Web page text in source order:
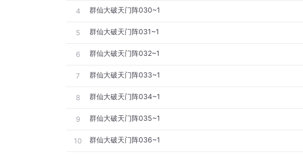
4 群仙大破天门阵030~1
5 群仙大破天门阵031~1
6 群仙大破天门阵032~1
7 群仙大破天门阵033~1
8 群仙大破天门阵034~1
9 群仙大破天门阵035~1
10 群仙大破天门阵036~1